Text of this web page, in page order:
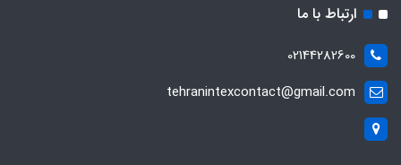
ارتباط با ما
02144282600
tehranintexcontact@gmail.com